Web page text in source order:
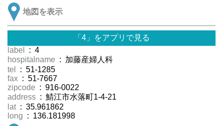
地図を表示
「4」をアプリで見る
label
: 4
hospitalname : 加藤産婦人科
tel
: 51-1285
fax : 51-7667
zipcode : 916-0022
address : 鯖江市水落町1-4-21
lat : 35.961862
long : 136.181998